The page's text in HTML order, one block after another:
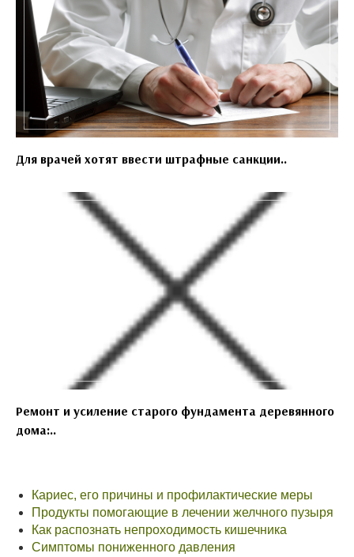
Для врачей хотят ввести штрафные санкции..
Ремонт и усиление старого фундамента деревянного
дома:..
Кариес, его причины и профилактические меры
Продукты помогающие в лечении желчного пузыря
Как распознать непроходимость кишечника
Симптомы пониженного давления